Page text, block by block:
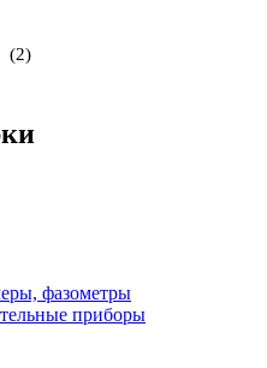
(2)
фазометры
приборы